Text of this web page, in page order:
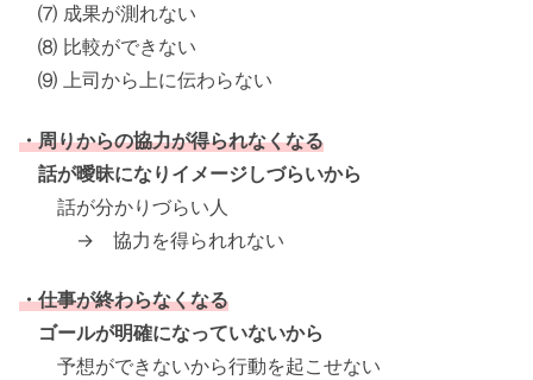
⑺ 成果が測れない
⑻ 比較ができない
⑼ 上司から上に伝わらない
・周りからの協力が得られなくなる
話が曖昧になりイメージしづらいから
話が分かりづらい人
→ 協力を得られれない
・仕事が終わらなくなる
ゴールが明確になっていないから
予想ができないから行動を起こせない